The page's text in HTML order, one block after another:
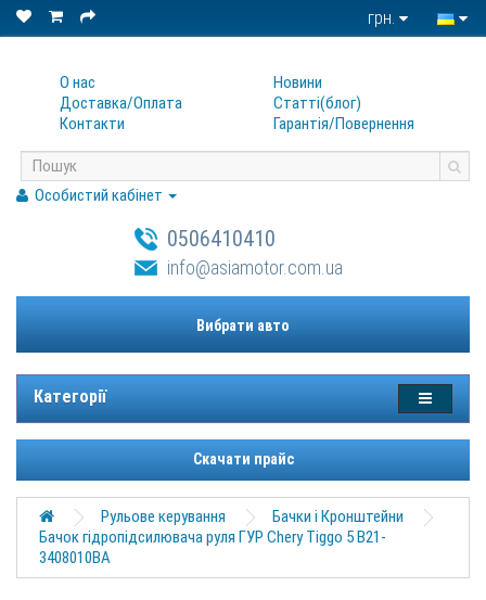
грн.
О нас
Доставка/Оплата
Контакти
Новини
Статтi(блог)
Гарантiя/Повернення
Особистий кабінет
0506410410
info@asiamotor.com.ua
Вибрати авто
Категорії
Скачати прайс
Рульове керування
Бачки і Кронштейни
Бачок гідропідсилювача руля ГУР Chery Tiggo 5 B21-
3408010BA